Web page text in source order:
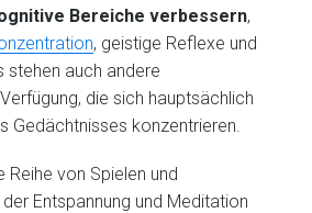
Bereiche verbessern,
, geistige Reflexe und
stehen auch andere
die sich hauptsächlich
Gedächtnisses konzentrieren.
Reihe von Spielen und
Entspannung und Meditation